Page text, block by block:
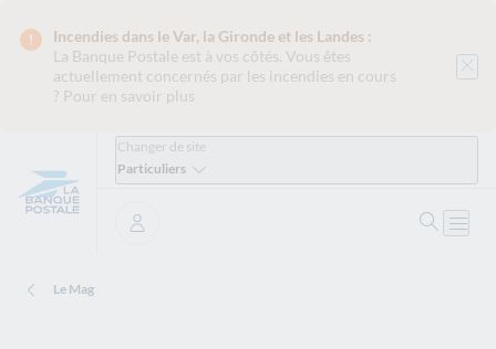
Incendies dans le Var, la Gironde et les Landes :
La Banque Postale est à vos côtés. Vous êtes
actuellement concernés par les incendies en cours
? Pour en savoir plus
Changer de site
Particuliers
Se connecter
Le Mag